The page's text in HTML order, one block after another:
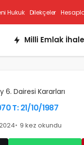
Hukuk Dilekçeler
Milli Emlak
6. Dairesi Kararları
T: 21/10/1987
9 kez okundu